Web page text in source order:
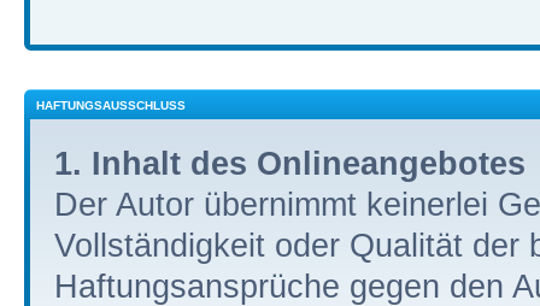
HAFTUNGSAUSSCHLUSS
1. Inhalt des Onlineangebotes
Der Autor übernimmt keinerlei
Vollständigkeit oder Qualität der
Haftungsansprüche gegen den